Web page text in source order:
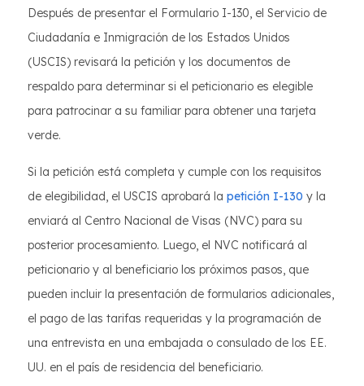
Después de presentar el Formulario I-130, el Servicio de
Ciudadanía e Inmigración de los Estados Unidos
(USCIS) revisará la petición y los documentos de
respaldo para determinar si el peticionario es elegible
para patrocinar a su familiar para obtener una tarjeta
verde.
Si la petición está completa y cumple con los requisitos
de elegibilidad, el USCIS aprobará la petición I-130 y la
enviará al Centro Nacional de Visas (NVC) para su
posterior procesamiento. Luego, el NVC notificará al
peticionario y al beneficiario los próximos pasos, que
pueden incluir la presentación de formularios adicionales,
el pago de las tarifas requeridas y la programación de
una entrevista en una embajada o consulado de los EE.
UU. en el país de residencia del beneficiario.